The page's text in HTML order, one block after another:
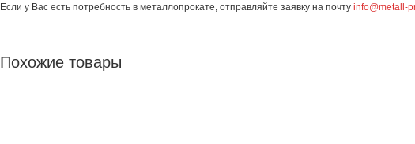
Если у Вас есть потребность в металлопрокате, отправляйте заявку на почту info@metall-
Похожие товары